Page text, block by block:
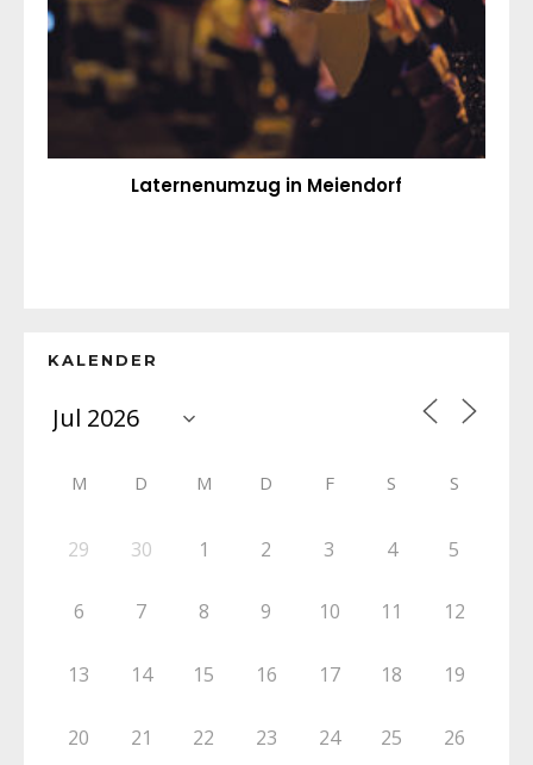
Laternenumzug in Meiendorf
KALENDER
M D M D F S S
29 30 1 2 3 4 5
6 7 8 9 10 11 12
13 14 15 16 17 18 19
20 21 22 23 24 25 26